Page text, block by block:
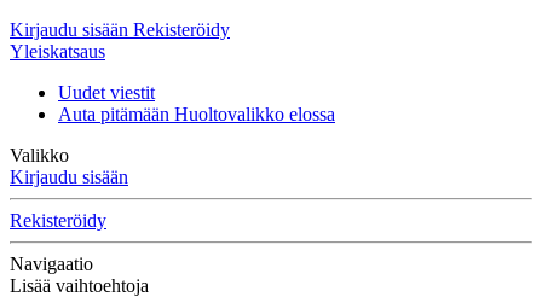
Kirjaudu sisään Rekisteröidy
Yleiskatsaus
Uudet viestit
Auta pitämään Huoltovalikko elossa
Valikko
Kirjaudu sisään
Rekisteröidy
Navigaatio
Lisää vaihtoehtoja